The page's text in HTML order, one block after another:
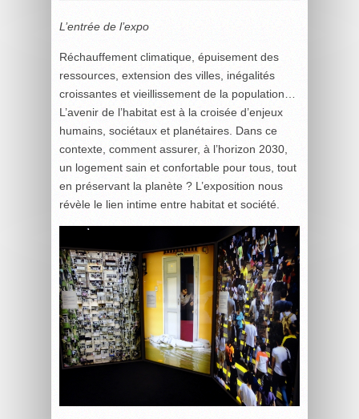
L’entrée de l’expo
Réchauffement climatique, épuisement des
ressources, extension des villes, inégalités
croissantes et vieillissement de la population…
L’avenir de l’habitat est à la croisée d’enjeux
humains, sociétaux et planétaires. Dans ce
contexte, comment assurer, à l’horizon 2030,
un logement sain et confortable pour tous, tout
en préservant la planète ? L’exposition nous
révèle le lien intime entre habitat et société.